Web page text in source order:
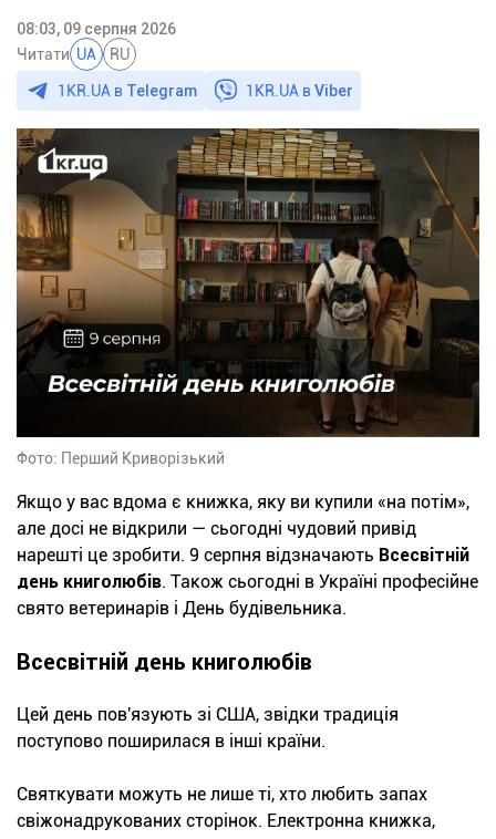
08:03, 09 серпня 2026
Читати UA RU
1KR.UA в Telegram 1KR.UA вViber
Фото: Перший Криворізький
Якщо у вас вдома є книжка, яку ви купили «на потім»,
але досі не відкрили — сьогодні чудовий привід
нарешті це зробити. 9 серпня відзначають Всесвітній
день книголюбів. Також сьогодні в Україні професійне
свято ветеринарів і День будівельника.
Всесвітній день книголюбів
Цей день пов'язують зі США, звідки традиція
поступово поширилася в інші країни.
Святкувати можуть не лише ті, хто любить запах
свіжонадрукованих сторінок. Електронна книжка,